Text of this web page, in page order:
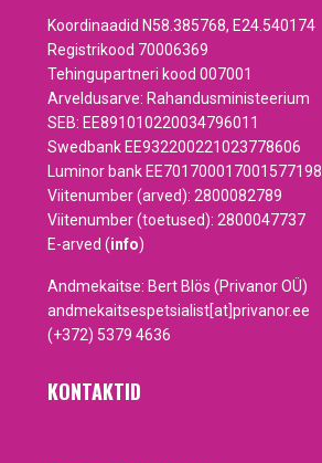
Koordinaadid N58.385768, E24.540174
Registrikood 70006369
Tehingupartneri kood 007001
Arveldusarve: Rahandusministeerium
SEB: EE891010220034796011
Swedbank EE932200221023778606
Luminor bank EE701700017001577198
Viitenumber (arved): 2800082789
Viitenumber (toetused): 2800047737
E-arved (info)
Andmekaitse: Bert Blös (Privanor OÜ)
andmekaitsespetsialist[at]privanor.ee
(+372) 5379 4636
KONTAKTID